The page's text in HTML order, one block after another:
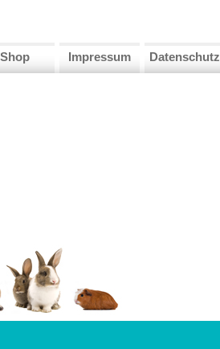
Shop Impressum Datenschutz